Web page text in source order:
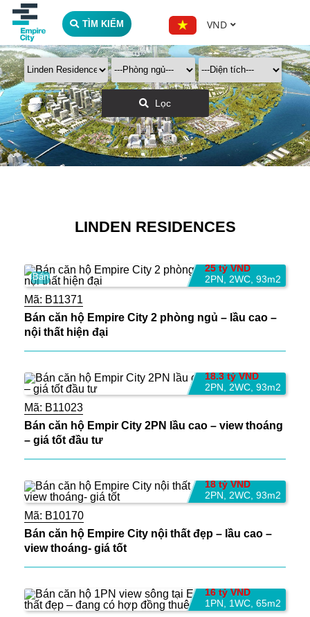
TÌM KIẾM VND
Lọc
LINDEN RESIDENCES
25 tỷ VND
2PN
2WC, 93m2
Mã: B11371
Bán căn hộ Empire City 2 phòng ngủ – lầu cao –
nội thất hiện đại
Bán
18.3 tỷ VND
2PN
2WC, 93m2
Mã: B11023
Bán căn hộ Empir City 2PN lầu cao – view thoáng
– giá tốt đầu tư
18 tỷ VND
2PN
2WC, 93m2
Mã: B10170
Bán căn hộ Empire City nội thất đẹp – lầu cao –
view thoáng- giá tốt
16 tỷ VND
1PN
1WC, 65m2